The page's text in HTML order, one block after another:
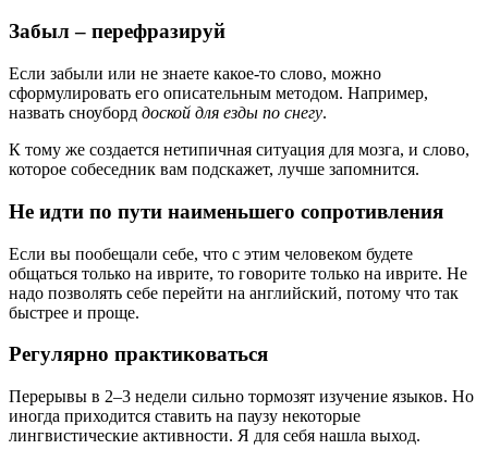
Забыл – перефразируй
Если забыли или не знаете какое-то слово, можно
сформулировать его описательным методом. Например,
назвать сноуборд доской для езды по снегу.
К тому же создается нетипичная ситуация для мозга, и слово,
которое собеседник вам подскажет, лучше запомнится.
Не идти по пути наименьшего сопротивления
Если вы пообещали себе, что с этим человеком будете
общаться только на иврите, то говорите только на иврите. Не
надо позволять себе перейти на английский, потому что так
быстрее и проще.
Регулярно практиковаться
Перерывы в 2–3 недели сильно тормозят изучение языков. Но
иногда приходится ставить на паузу некоторые
лингвистические активности. Я для себя нашла выход.